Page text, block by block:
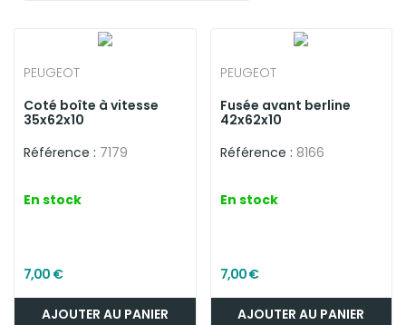
PEUGEOT
Coté boîte à vitesse
35x62x10
Référence : 7179
En stock
7,00 €
AJOUTER AU PANIER
PEUGEOT
Fusée avant berline
42x62x10
Référence : 8166
En stock
7,00 €
AJOUTER AU PANIER